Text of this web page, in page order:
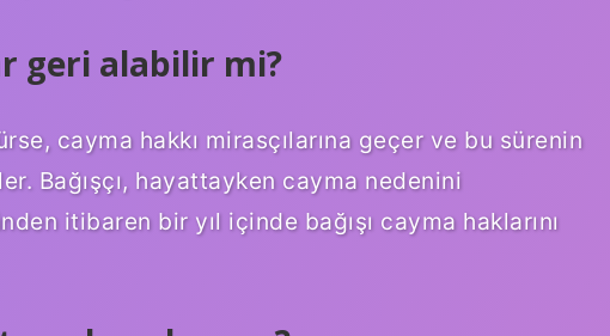
geri alabilir mi?
cayma hakkı mirasçılarına geçer ve bu sürenin
Bağışçı, hayattayken cayma nedenini
itibaren bir yıl içinde bağışı cayma haklarını